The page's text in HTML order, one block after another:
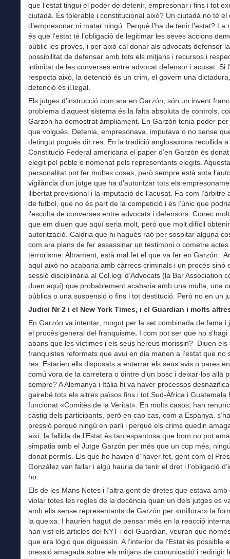
que l’estat tingui el poder de detenir, empresonar i fins i tot
ciutadà. És tolerable i constitucional això? Un ciutadà no té el
d’empresonar ni matar ningú. Perquè l’ha de tenir l’estat? La
és que l’estat té l’obligació de legitimar les seves accions
públic les proves, i per això cal donar als advocats defensor la
possibilitat de defensar amb tots els mitjans i recursos i
intimitat de les converses entre advocat defensor i acusat. Si
respecta això, la detenció és un crim, el govern una
detenció és il.legal.
Els jutges d’instrucció com ara en Garzón, són un invent
problema d’aquest sistema és la falta absoluta de controls,
Garzón ha demostrat àmpliament. En Garzón tenia poder
que volgués. Detenia, empresonava, imputava o no sense
detingut pogués dir res. En la tradició anglosaxona recollida a
Constitució Federal americana el paper d’en Garzón és
elegit pel poble o nomenat pels representants elegits. Aquesta
personalitat pot fer moltes coses, però sempre està sota
vigilància d’un jutge que ha d’autoritzar tots els
llibertat provisional i la imputació de l’acusat. Fa com l’àrbitre
de futbol, que no és part de la competició i és l’únic que
l’escolta de converses entre advocats i defensors. Conec
que em diuen que aquí seria molt, però que molt difícil
autorització. Caldria que hi hagués raó per sospitar alguna
com ara plans de fer assassinar un testimoni o cometre actes
terrorisme. Altrament, està mal fet el que va fer en Garzón.
aquí això no acabaria amb càrrecs criminals i un procés sinó
sessió disciplinària al Col.legi d’Advocats (la Bar Association
duen aquí) que probablement acabaria amb una multa, una
pública o una suspensió o fins i tot destitució. Però no en un
Judici Nr 2 i el New York Times, i el Guardian i molts
En Garzón va intentar, mogut per la set combinada de fama i
el procés general del franquisme. I com pot ser que no s’hagi
abans que les víctimes i els seus hereus morissin? Diuen els
franquistes reformats que avui en dia manen a l’estat que no
res. Estarien ells disposats a enterrar els seus avis o pares
comú vora de la carretera o dintre d’un bosc i deixar-los allà
sempre? A Alemanya i Itàlia hi va haver processos
gairebé tots els altres països fins i tot Sud-Àfrica i Guatemala
funcionat «Comitès de la Veritat». En molts casos, han
càstig dels participants, però en cap cas, com a Espanya,
pressió perquè ningú en parli i perquè els crims quedin
així, la fallida de l’Estat és tan espantosa que hom no pot
simpatia amb el Jutge Garzón per més que un cop més,
donat permís. Els que ho havien d´haver fet, gent com el
González van fallar i algú hauria de tenir el dret i l’obligació
ho.
Els de les Mans Netes i l’altra gent de dretes que estava amb
violar totes les regles de la decència quan un dels jutges es
amb ells sense representants de Garzón per «millorar» la
la queixa. I haurien hagut de pensar més en la reacció
han vist els articles del NYT i del Guardian, veuran que
que era lògic que diguessin. A l’interior de l’Estat és possible
pressió amagada sobre els mitjans de comunicació i redirigir